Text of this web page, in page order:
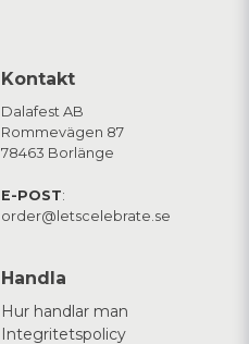
Kontakt
Dalafest AB
Rommevägen 87
78463 Borlänge
E-POST:
order@letscelebrate.se
Handla
Hur handlar man
Integritetspolicy